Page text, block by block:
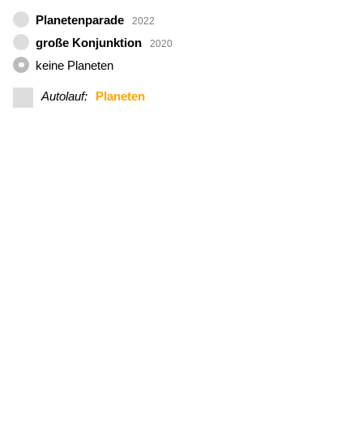
Planetenparade 2022
große Konjunktion 2020
keine Planeten
Autolauf: Planeten